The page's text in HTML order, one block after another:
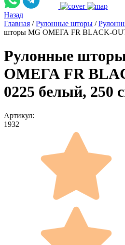
Назад
Главная / Рулонные шторы /
шторы MG ОМЕГА FR BLACK-
Рулонные
ОМЕГА FR
0225 белый, 250
Артикул:
1932